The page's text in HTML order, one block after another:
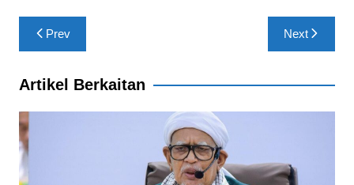
o
o
p
Post
navigation
Prev Next
Artikel Berkaitan